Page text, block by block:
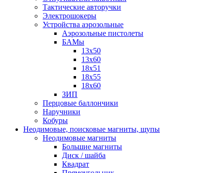
Тактические авторучки
Электрошокеры
Устройства аэрозольные
Аэрозольные пистолеты
БАМы
13х50
13х60
18х51
18х55
18х60
ЗИП
Перцовые баллончики
Наручники
Кобуры
Неодимовые, поисковые магниты, щупы
Неодимовые магниты
Большие магниты
Диск / шайба
Квадрат